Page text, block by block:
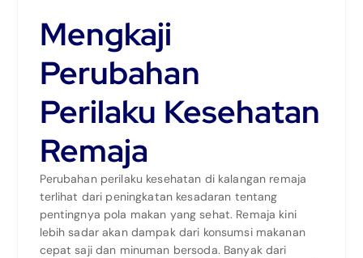
Mengkaji
Perubahan
Perilaku Kesehatan
Remaja
Perubahan perilaku kesehatan di kalangan remaja
terlihat dari peningkatan kesadaran tentang
pentingnya pola makan yang sehat. Remaja kini
lebih sadar akan dampak dari konsumsi makanan
cepat saji dan minuman bersoda. Banyak dari